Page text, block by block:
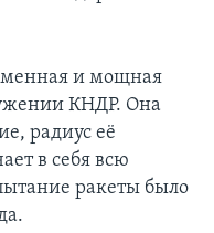
и мощная
КНДР. Она
радиус её
в себя всю
ракеты было